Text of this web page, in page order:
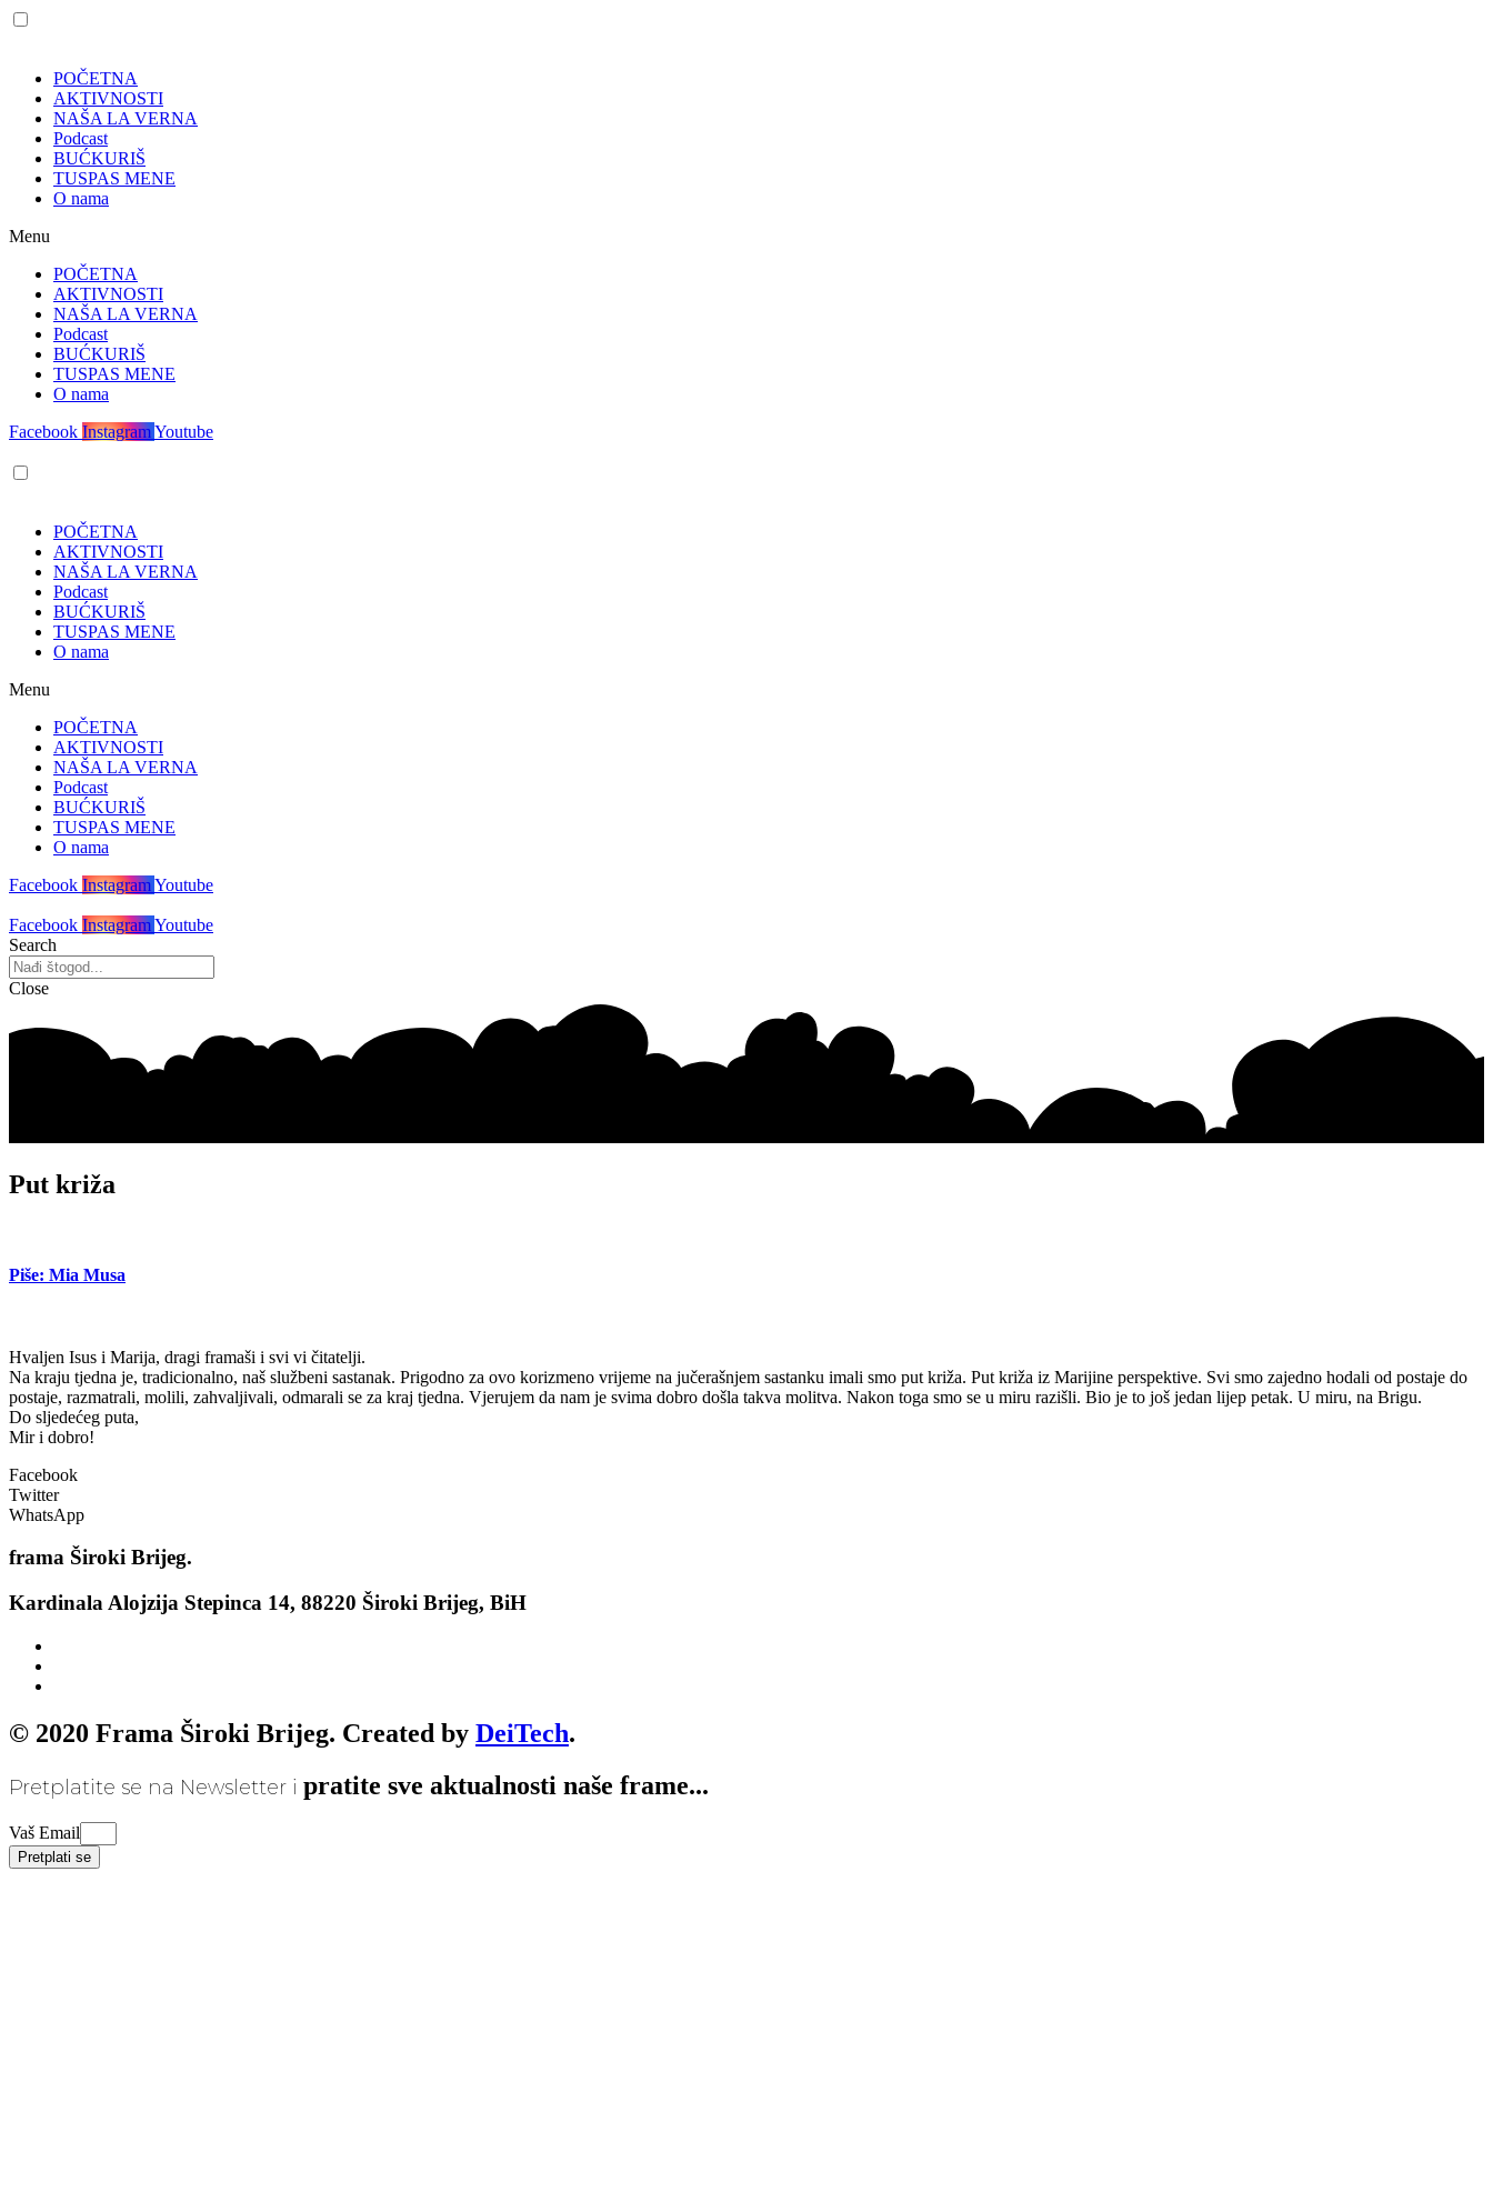
POČETNA
AKTIVNOSTI
NAŠA LA VERNA
Podcast
BUĆKURIŠ
TUSPAS MENE
O nama
Menu
POČETNA
AKTIVNOSTI
NAŠA LA VERNA
Podcast
BUĆKURIŠ
TUSPAS MENE
O nama
Facebook InstagramYoutube
POČETNA
AKTIVNOSTI
NAŠA LA VERNA
Podcast
BUĆKURIŠ
TUSPAS MENE
O nama
Menu
POČETNA
AKTIVNOSTI
NAŠA LA VERNA
Podcast
BUĆKURIŠ
TUSPAS MENE
O nama
Facebook InstagramYoutube
Facebook InstagramYoutube
Search
Close
Put križa
Piše: Mia Musa
Hvaljen Isus i Marija, dragi framaši i svi vi čitatelji.
Na kraju tjedna je, tradicionalno, naš službeni sastanak. Prigodno za ovo korizmeno vrijeme na jučerašnjem sastanku imali smo put križa. Put križa iz Marijine perspektive. Svi smo zajedno hodali od postaje do
postaje, razmatrali, molili, zahvaljivali, odmarali se za kraj tjedna. Vjerujem da nam je svima dobro došla takva molitva. Nakon toga smo se u miru razišli. Bio je to još jedan lijep petak. U miru, na Brigu.
Do sljedećeg puta,
Mir i dobro!
Facebook
Twitter
WhatsApp
frama Široki Brijeg.
Kardinala Alojzija Stepinca 14, 88220 Široki Brijeg, BiH
© 2020 Frama Široki Brijeg. Created by DeiTech.
Pretplatite se na Newsletter i pratite sve aktualnosti naše frame...
Vaš Email
Pretplati se